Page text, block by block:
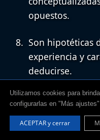
opuestos.
Son hipotéticas
experiencia y
deducirse.
Se asemejanlo
Utilizamos cookies para
configurarlas en "Más
ACEPTAR y cerrar